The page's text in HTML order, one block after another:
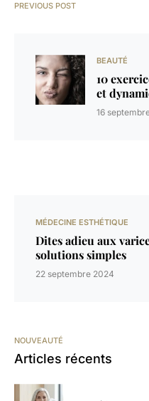
PREVIOUS POST
BEAUTÉ
10
et
16
MÉDECINE ESTHÉTIQUE
Dites adieu aux
solutions simples
22 septembre 2024
NOUVEAUTÉ
Articles récents